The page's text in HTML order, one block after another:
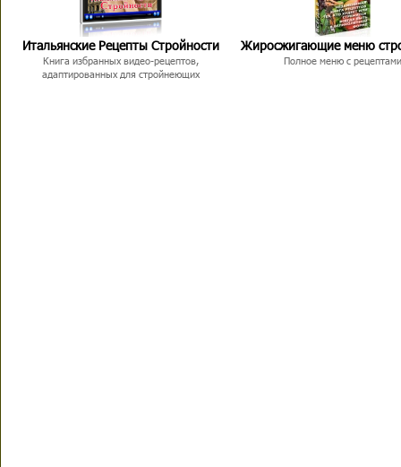
Итальянские Рецепты Стройности
Книга избранных видео-рецептов,
адаптированных для стройнеющих
Жиросжигающие меню
Полное меню с рецептами